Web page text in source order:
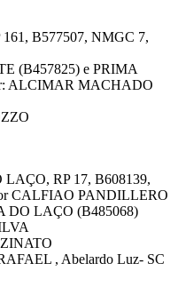
B577507, NMGC 7,
(B457825) e PRIMA
ALCIMAR MACHADO
RP 17, B608139,
CALFIAO PANDILLERO
DO LAÇO (B485068)
, Abelardo Luz- SC